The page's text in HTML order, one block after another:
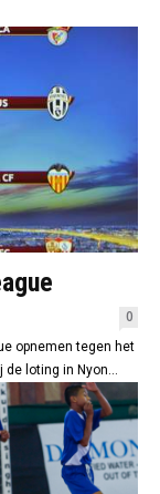
0
opnemen tegen het
loting in Nyon...